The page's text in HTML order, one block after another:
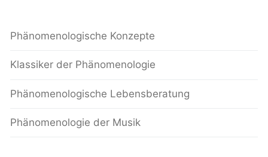
Phänomenologische Konzepte
Klassiker der Phänomenologie
Phänomenologische Lebensberatung
Phänomenologie der Musik